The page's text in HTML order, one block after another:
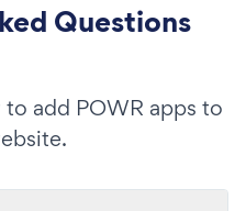
Questions
add POWR apps to